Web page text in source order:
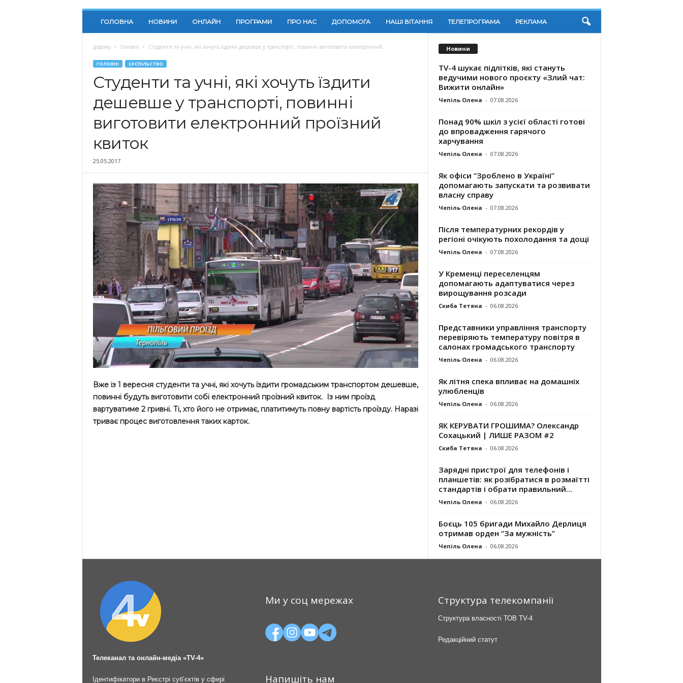
ГОЛОВНА НОВИНИ ОНЛАЙН ПРОГРАМИ ПРО НАС ДОПОМОГА НАШІ ВІТАННЯ ТЕЛЕПРОГРАМА РЕКЛАМА
додому Головні Студенти та учні, які хочуть їздити дешевше у транспорті, повинні виготовити електронний...
ГОЛОВНІ СУСПІЛЬСТВО
Студенти та учні, які хочуть їздити
дешевше у транспорті, повинні
виготовити електронний проїзний
квиток
25.05.2017
Вже із 1 вересня студенти та учні, які хочуть їздити громадським транспортом дешевше,
повинні будуть виготовити собі електронний проїзний квиток. Із ним проїзд
вартуватиме 2 гривні. Ті, хто його не отримає, платитимуть повну вартість проїзду. Наразі
триває процес виготовлення таких карток.
Новини
TV-4 шукає підлітків, які стануть
ведучими нового проєкту «Злий чат:
Вижити онлайн»
Чепіль Олена - 07.08.2026
Понад 90% шкіл з усієї області готові
до впровадження гарячого
харчування
Чепіль Олена - 07.08.2026
Як офіси “Зроблено в Україні”
допомагають запускaти та розвивати
власну справу
Чепіль Олена - 07.08.2026
Після температурних рекордів у
регіоні очікують похолодання та дощі
Чепіль Олена - 07.08.2026
У Кременці переселенцям
допомагають адаптуватися через
вирощування розсади
Скиба Тетяна - 06.08.2026
Представники управління транспорту
перевіряють температуру повітря в
салонах громадського транспорту
Чепіль Олена - 06.08.2026
Як літня спека впливає на домашніх
улюбленців
Чепіль Олена - 06.08.2026
ЯК КЕРУВАТИ ГРОШИМА? Олександр
Сохацький | ЛИШЕ РАЗОМ #2
Скиба Тетяна - 06.08.2026
Зарядні пристрої для телефонів і
планшетів: як розібратися в розмаїтті
стандартів і обрати правильний...
Чепіль Олена - 06.08.2026
Боєць 105 бригади Михайло Дерлиця
отримав орден “За мужність”
Чепіль Олена - 06.08.2026
Телеканал та онлайн-медіа «TV-4»
Ідентифікатори в Реєстрі суб’єктів у сфері
Ми у соц мережах
Напишіть нам
Структура телекомпанії
Структура власності ТОВ TV-4
Редакційний статут